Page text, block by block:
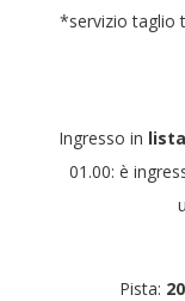
*servizio taglio
Ingresso in
01.00: è
Pista: